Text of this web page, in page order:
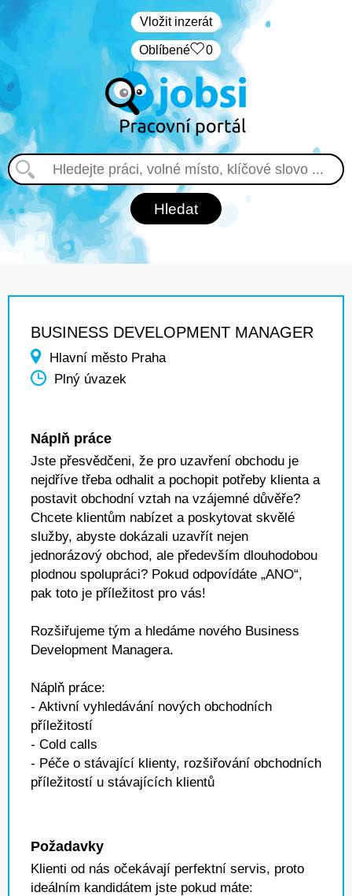
Vložit inzerát
Oblíbené 0
BUSINESS DEVELOPMENT MANAGER
Hlavní město Praha
Plný úvazek
Náplň práce
Jste přesvědčeni, že pro uzavření obchodu je
nejdříve třeba odhalit a pochopit potřeby klienta a
postavit obchodní vztah na vzájemné důvěře?
Chcete klientům nabízet a poskytovat skvělé
služby, abyste dokázali uzavřít nejen
jednorázový obchod, ale především dlouhodobou
plodnou spolupráci? Pokud odpovídáte „ANO“,
pak toto je příležitost pro vás!
Rozšiřujeme tým a hledáme nového Business
Development Managera.
Náplň práce:
- Aktivní vyhledávání nových obchodních
příležitostí
- Cold calls
- Péče o stávající klienty, rozšiřování obchodních
příležitostí u stávajících klientů
Požadavky
Klienti od nás očekávají perfektní servis, proto
ideálním kandidátem jste pokud máte: